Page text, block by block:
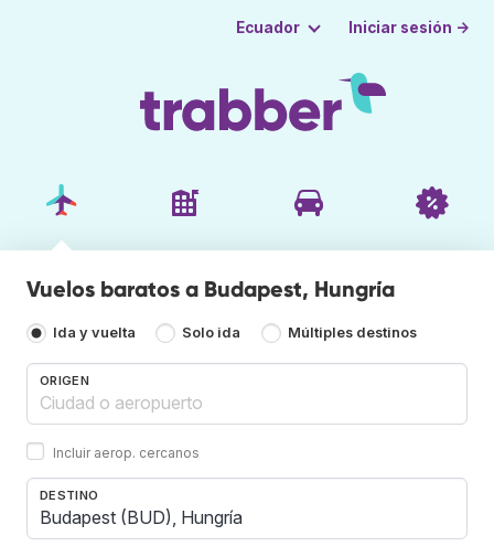
Ecuador Iniciar sesión →
Vuelos baratos a Budapest, Hungría
Ida y vuelta Solo ida Múltiples destinos
ORIGEN
Incluir aerop. cercanos
DESTINO